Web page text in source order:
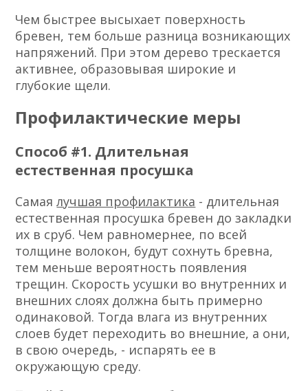
Чем быстрее высыхает поверхность
бревен, тем больше разница возникающих
напряжений. При этом дерево трескается
активнее, образовывая широкие и
глубокие щели.
Профилактические меры
Способ #1. Длительная
естественная просушка
Самаялучшая профилактика - длительная
естественная просушка бревен до закладки
их в сруб. Чем равномернее, по всей
толщине волокон, будут сохнуть бревна,
тем меньше вероятность появления
трещин. Скорость усушки во внутренних и
внешних слоях должна быть примерно
одинаковой. Тогда влага из внутренних
слоев будет переходить во внешние, а они,
в свою очередь, - испарять ее в
окружающую среду.